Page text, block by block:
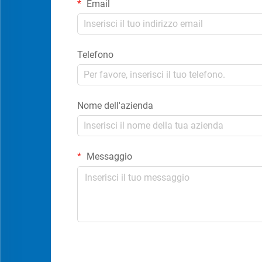
Email
Telefono
Nome dell'azienda
Messaggio